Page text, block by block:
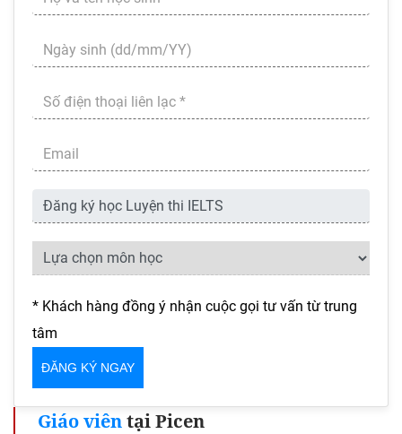
* Khách hàng đồng ý nhận cuộc gọi tư vấn từ trung
tâm
Giáo viêntại Picen